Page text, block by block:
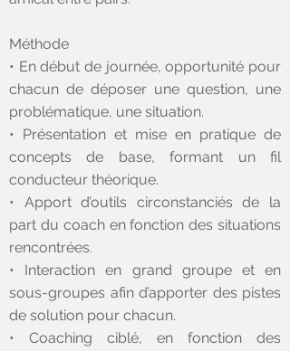
Méthode
• En début de journée, opportunité pour
chacun de déposer une question, une
problématique, une situation.
• Présentation et mise en pratique de
concepts de base, formant un fil
conducteur théorique.
• Apport d’outils circonstanciés de la
part du coach en fonction des situations
rencontrées.
• Interaction en grand groupe et en
sous-groupes afin d’apporter des pistes
de solution pour chacun.
• Coaching ciblé, en fonction des